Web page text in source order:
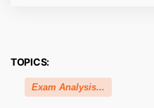
TOPICS:
Exam Analysis...